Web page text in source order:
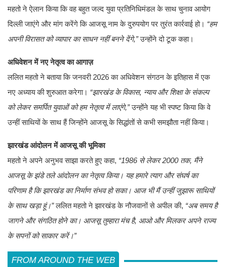
महतो ने ऐलान किया कि वह बहुत जल्द युवा प्रतिनिधिमंडल के साथ चुनाव आयोग
दिल्ली जाएंगे और मांग करेंगे कि आजसू नाम के दुरुपयोग पर तुरंत कार्रवाई हो। “हम
अपनी विरासत को व्यापार का साधन नहीं बनने देंगे,”उन्होंने दो टूक कहा।
अधिवेशन में नए नेतृत्व का आगाज़
ललित महतो ने बताया कि जनवरी 2026 का अधिवेशन संगठन के इतिहास में एक
नए अध्याय की शुरुआत करेगा। “झारखंड के विकास, न्याय और शिक्षा के संकल्प
को लेकर समर्पित युवाओं को हम नेतृत्व में लाएंगे,”उन्होंने यह भी स्पष्ट किया कि वे
उन्हीं साथियों के साथ हैं जिन्होंने आजसू के सिद्धांतों से कभी समझौता नहीं किया।
झारखंड आंदोलन में आजसू की भूमिका
महतो ने अपने अनुभव साझा करते हुए कहा, “1986 से लेकर 2000 तक, मैंने
आजसू के झंडे तले आंदोलन का नेतृत्व किया। यह हमारे त्याग और संघर्ष का
परिणाम है कि झारखंड का निर्माण संभव हो सका। आज भी मैं उन्हीं जुझारू साथियों
के साथ खड़ा हूं।”ललित महतो ने झारखंड के नौजवानों से अपील की, “अब समय है
जागने और संगठित होने का। आजसू तुम्हारा मंच है, आओ और मिलकर अपने राज्य
के सपनों को साकार करें।”
FROM AROUND THE WEB